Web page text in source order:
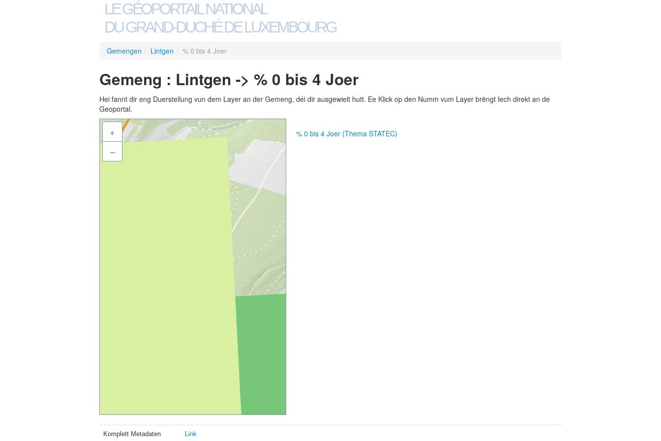
LE GÉOPORTAIL NATIONAL
DU GRAND-DUCHÉ DE LUXEMBOURG
Gemengen / Lintgen / % 0 bis 4 Joer
Gemeng : Lintgen -> % 0 bis 4 Joer
Hei fannt dir eng Duerstellung vun dem Layer an der Gemeng, déi dir ausgewielt hutt. Ee Klick op den Numm vum Layer brëngt Iech direkt an de
Geoportal.
+
–
% 0 bis 4 Joer (Thema STATEC)
Komplett Metadaten Link